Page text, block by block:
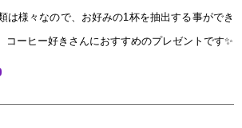
は様々なので、お好みの1杯を抽出する事ができ
コーヒー好きさんにおすすめのプレゼントです✨